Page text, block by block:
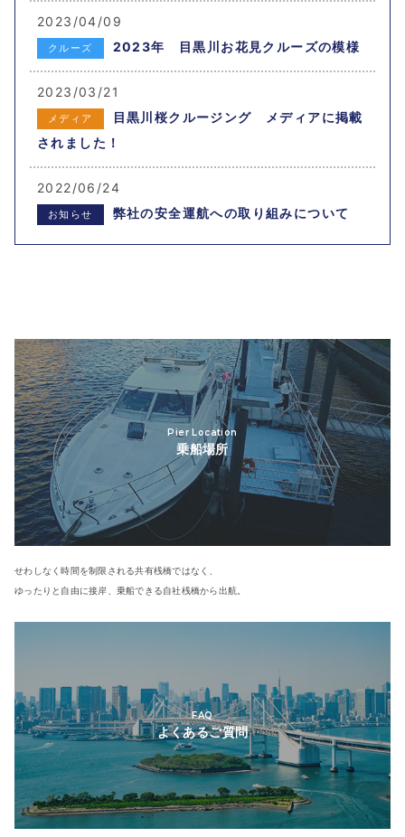
2023/04/09
クルーズ 2023年 目黒川お花見クルーズの模様
2023/03/21
メディア
目黒川桜クルージング メディアに掲載
されました！
2022/06/24
お知らせ 弊社の安全運航への取り組みについて
Pier Location
乗船場所
せわしなく時間を制限される共有桟橋ではなく、
ゆったりと自由に接岸、乗船できる自社桟橋から出航。
FAQ
よくあるご質問